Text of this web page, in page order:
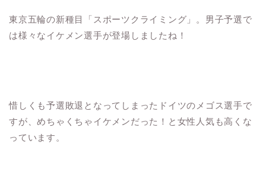
東京五輪の新種目「スポーツクライミング」。男子予選で
は様々なイケメン選手が登場しましたね！
惜しくも予選敗退となってしまったドイツのメゴス選手で
すが、めちゃくちゃイケメンだった！と女性人気も高くな
っています。